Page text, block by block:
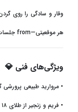
وقار و سادگی را روی
هر موقعیتی—from
ویژگی‌های فنی 💎
• مروارید طبیعی پرورشی گرد
• فریم و زنجیر از طلای ۱۸ عیار صیقلی